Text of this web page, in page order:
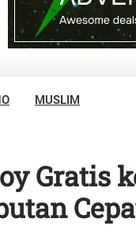
MUSLIM
Gratis